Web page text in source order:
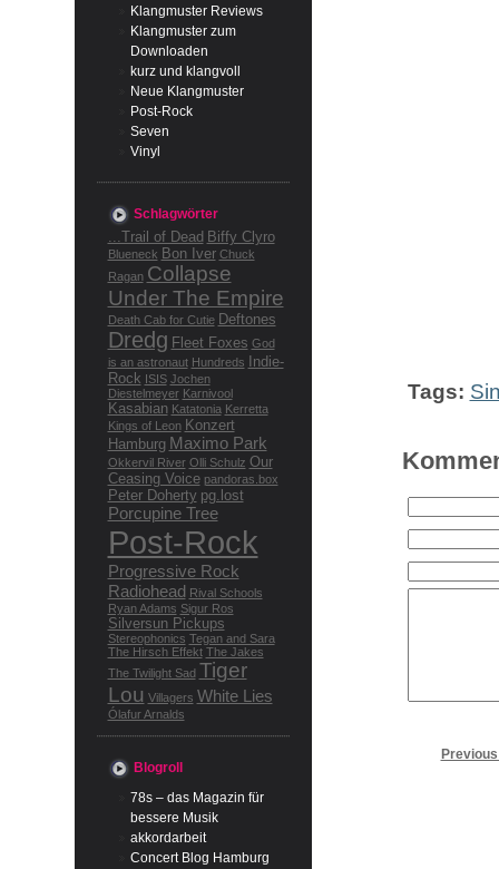
Klangmuster Reviews
Klangmuster zum
Downloaden
kurz und klangvoll
Neue Klangmuster
Post-Rock
Seven
Vinyl
Schlagwörter
...Trail of Dead Biffy Clyro
Blueneck Bon Iver Chuck
Ragan Collapse
Under The Empire
Death Cab for Cutie Deftones
Dredg Fleet Foxes God
is an astronaut Hundreds
Indie-
Rock ISIS Jochen
Diestelmeyer Karnivool
Kasabian Katatonia Kerretta
Kings of Leon Konzert
Hamburg Maximo Park
Okkervil River Olli Schulz Our
Ceasing Voice pandoras.box
Peter Doherty pg.lost
Porcupine Tree
Post-Rock
Progressive Rock
Radiohead Rival Schools
Ryan Adams Sigur Ros
Silversun Pickups
Stereophonics Tegan and Sara
The Hirsch Effekt The Jakes
The Twilight Sad Tiger
Lou Villagers White Lies
Ólafur Arnalds
Blogroll
78s – das Magazin für
bessere Musik
akkordarbeit
Concert Blog Hamburg
Tags: